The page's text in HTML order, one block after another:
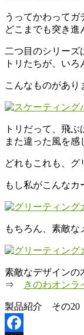
うってかわってガ
どこまでも突き進
二つ目のシリーズ
トリたちが、いろ
こんなものがあり
トリだって、飛
また違った風を感
どれもこれも、グ
もし私がこんな
もちろん、素敵な
素敵なデザインの
⇒
きのわオンラ
製品紹介 その20